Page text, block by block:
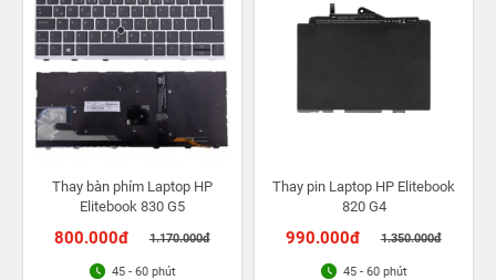
Thay bàn phím Laptop HP
Elitebook 830 G5
800.000đ 1.170.000đ
45 - 60 phút
Thay pin Laptop HP Elitebook
820 G4
990.000đ 1.350.000đ
45 - 60 phút